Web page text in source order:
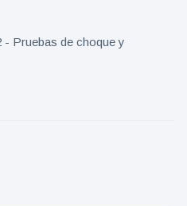
Pruebas de choque y